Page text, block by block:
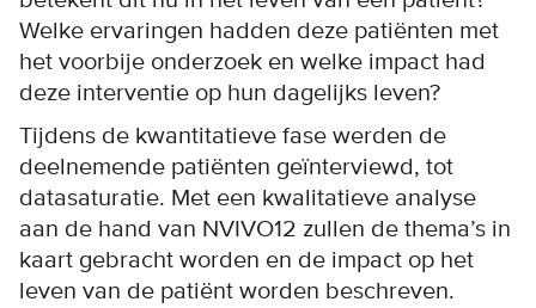
Welke ervaringen hadden deze patiënten met
het voorbije onderzoek en welke impact had
deze interventie op hun dagelijks leven?
Tijdens de kwantitatieve fase werden de
deelnemende patiënten geïnterviewd, tot
datasaturatie. Met een kwalitatieve analyse
aan de hand van NVIVO12 zullen de thema’s in
kaart gebracht worden en de impact op het
leven van de patiënt worden beschreven.